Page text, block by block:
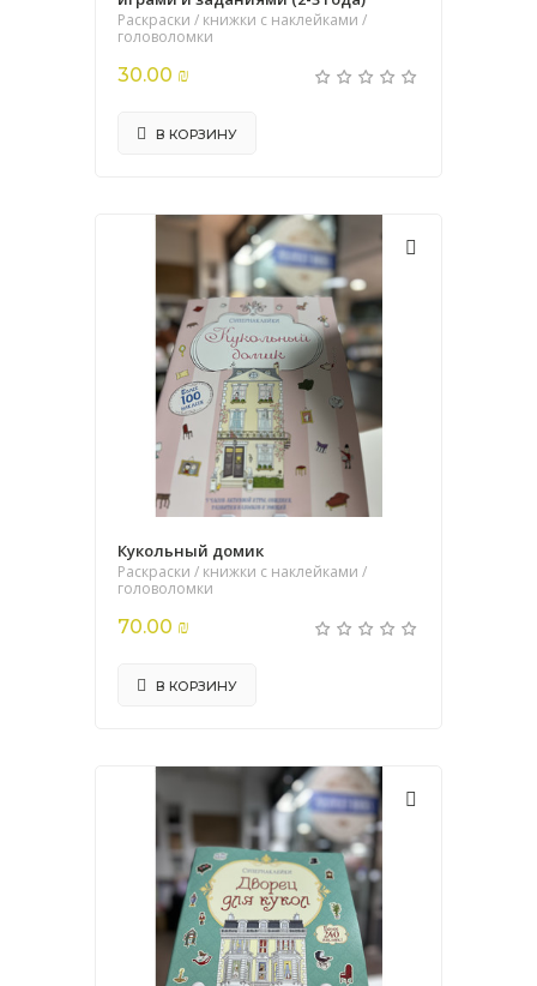
Раскраски / книжки с наклейками /
головоломки
30.00 ₪
В КОРЗИНУ
Кукольный домик
Раскраски / книжки с наклейками /
головоломки
70.00 ₪
В КОРЗИНУ